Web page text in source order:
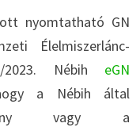
nyomtatható GN
Élelmiszerlánc-
2023. Nébih eGN
a Nébih által
vagy a